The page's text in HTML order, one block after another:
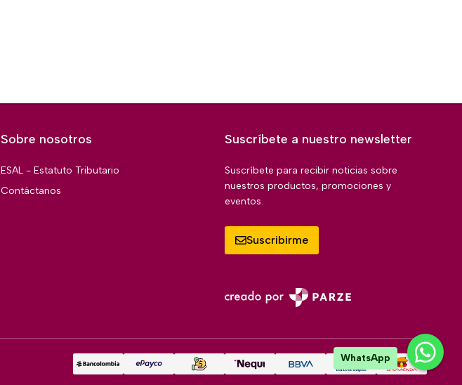
Sobre nosotros
ESAL - Estatuto Tributario
Contáctanos
Suscríbete a nuestro newsletter
Suscríbete para recibir noticias sobre
nuestros productos, promociones y
eventos.
Suscribirme
WhatsApp